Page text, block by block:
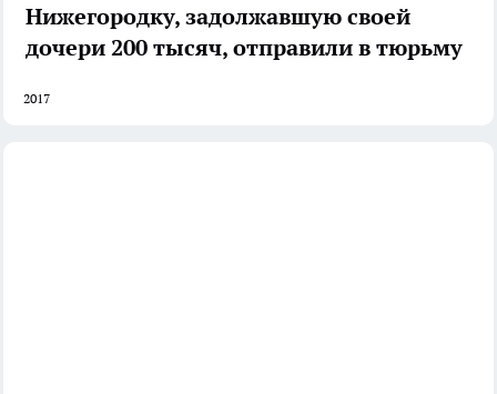
Нижегородку, задолжавшую своей
дочери 200 тысяч, отправили в тюрьму
2017